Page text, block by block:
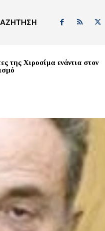
της Χιροσίμα ενάντια στον